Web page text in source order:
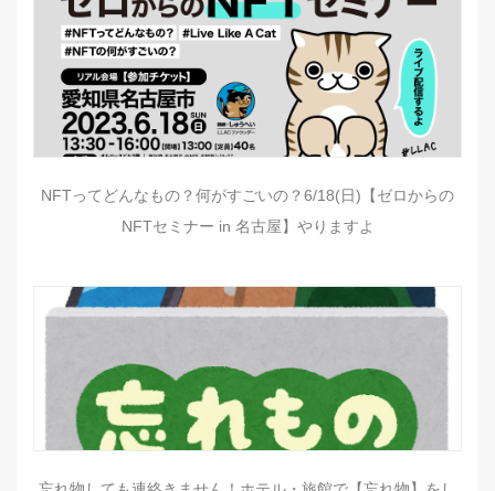
NFTってどんなもの？何がすごいの？6/18(日)【ゼロからの
NFTセミナー in 名古屋】やりますよ